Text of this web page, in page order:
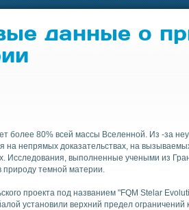
данные о
более 80% всей массы Вселенной. Из -за
на непрямых доказательствах, на
Исследования, выполненные учеными из
природу темной материи.
проекта под названием "FQM Stelar
установили верхний предел